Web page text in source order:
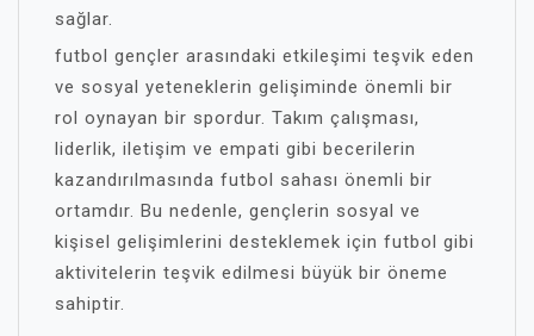
sağlar.
futbol gençler arasındaki etkileşimi teşvik eden
ve sosyal yeteneklerin gelişiminde önemli bir
rol oynayan bir spordur. Takım çalışması,
liderlik, iletişim ve empati gibi becerilerin
kazandırılmasında futbol sahası önemli bir
ortamdır. Bu nedenle, gençlerin sosyal ve
kişisel gelişimlerini desteklemek için futbol gibi
aktivitelerin teşvik edilmesi büyük bir öneme
sahiptir.